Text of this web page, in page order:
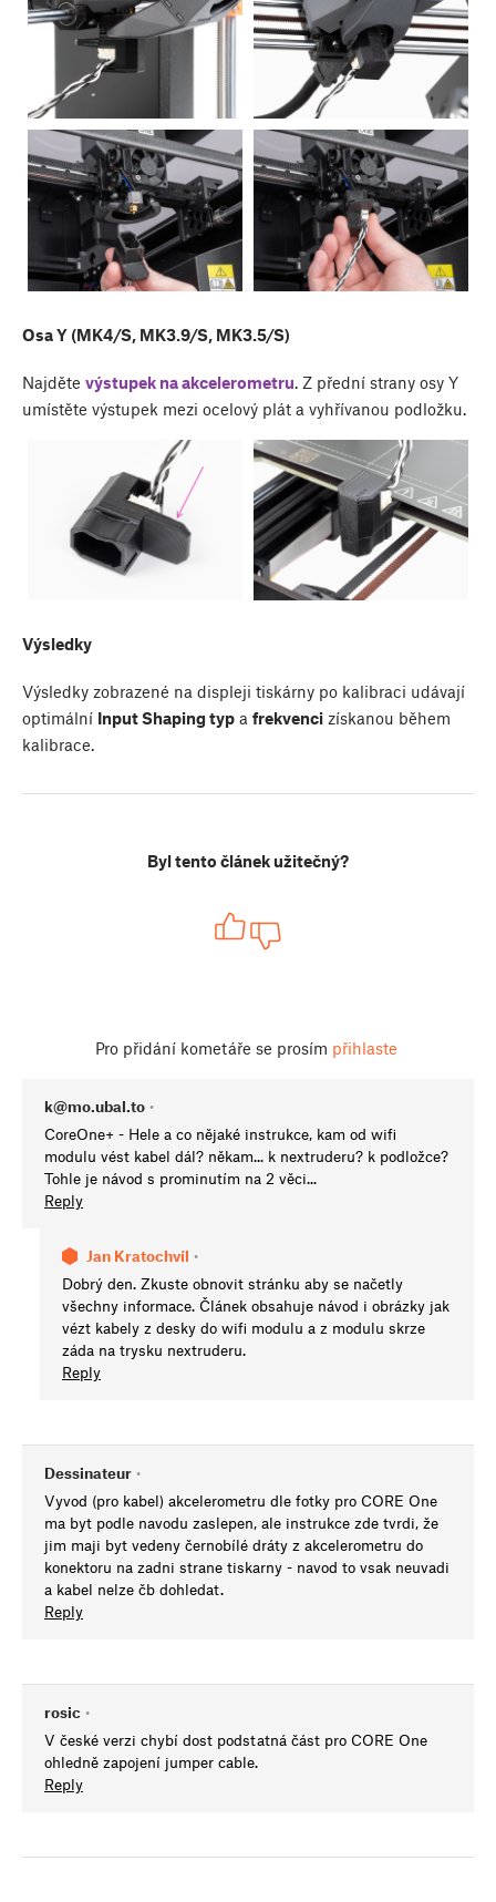
Osa Y (MK4/S, MK3.9/S, MK3.5/S)
Najděte výstupek na akcelerometru. Z přední strany osy Y
umístěte výstupek mezi ocelový plát a vyhřívanou podložku.
Výsledky
Výsledky zobrazené na displeji tiskárny po kalibraci udávají
optimální Input Shaping typ a frekvenci získanou během
kalibrace.
Byl tento článek užitečný?
Pro přidání kometáře se prosím přihlaste
k@mo.ubal.to •
CoreOne+ - Hele a co nějaké instrukce, kam od wifi
modulu vést kabel dál? někam... k nextruderu? k podložce?
Tohle je návod s prominutím na 2 věci...
Reply
Jan Kratochvíl •
Dobrý den. Zkuste obnovit stránku aby se načetly
všechny informace. Článek obsahuje návod i obrázky jak
vézt kabely z desky do wifi modulu a z modulu skrze
záda na trysku nextruderu.
Reply
Dessinateur •
Vyvod (pro kabel) akcelerometru dle fotky pro CORE One
ma byt podle navodu zaslepen, ale instrukce zde tvrdi, že
jim maji byt vedeny černobílé dráty z akcelerometru do
konektoru na zadni strane tiskarny - navod to vsak neuvadi
a kabel nelze čb dohledat.
Reply
rosic •
V české verzi chybí dost podstatná část pro CORE One
ohledně zapojení jumper cable.
Reply